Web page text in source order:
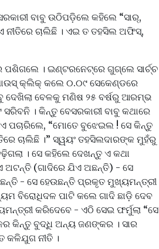
ବାବୁ ଉଠିପଡ଼ିଲେ କହିଲେ “ସାର୍‌,
ନୀତିରେ ଚାଲିଛି । ଏଇ ତ ତହସିଲ ଅଫିସ୍‌,
। ଇଣ୍ଟରନେଟ୍‌ରେ ଗୁଗ୍‌ଲେ ସାର୍ଚ୍ଚ
କ୍ଲିକ୍ କଲେ ୦.୦୯ ସେକେଣ୍ଡରେ
ଦେଖିଲା ବେଳକୁ ମଣିଷ ୨୫ ବର୍ଷରୁ ଆରମ୍ଭ
। କିନ୍ତୁ ବେସରକାରୀ ବାବୁ କଥାରେ
ପଚାରିଲେ, “ମୋତେ ବୁଝେଇଲ ! ସେ କିନ୍ତୁ
ଚାଲିଛି ।” ସ୍ୱୟଂ ତହସିଲଦାରଙ୍କ ମୁହଁରୁ
। ସେ କହିଲେ ଦେଖନ୍ତୁ ଏ କଥା
ଅଟନ୍ତି (ଗାଦିରେ ଯିଏ ଅଛନ୍ତି) - ସେ
- ସେ ହେଉଛନ୍ତି ପ୍ରକୃତ ମୁଖ୍ୟମନ୍ତ୍ରୀ
ବିରୋଧିଦଳ ପାଟି କଲେ ଗାଦି ଛାଡ଼ି ଦେବ
କରିଦେବେ - ଏଠି ସେଇ ଫର୍ମୁଲା “ସେ
କିନ୍ତୁ ବୁଦ୍ଧି ଅନ୍ୟ ଜଣଙ୍କର । ସାର
କଳିଯୁଗ ନୀତି ।